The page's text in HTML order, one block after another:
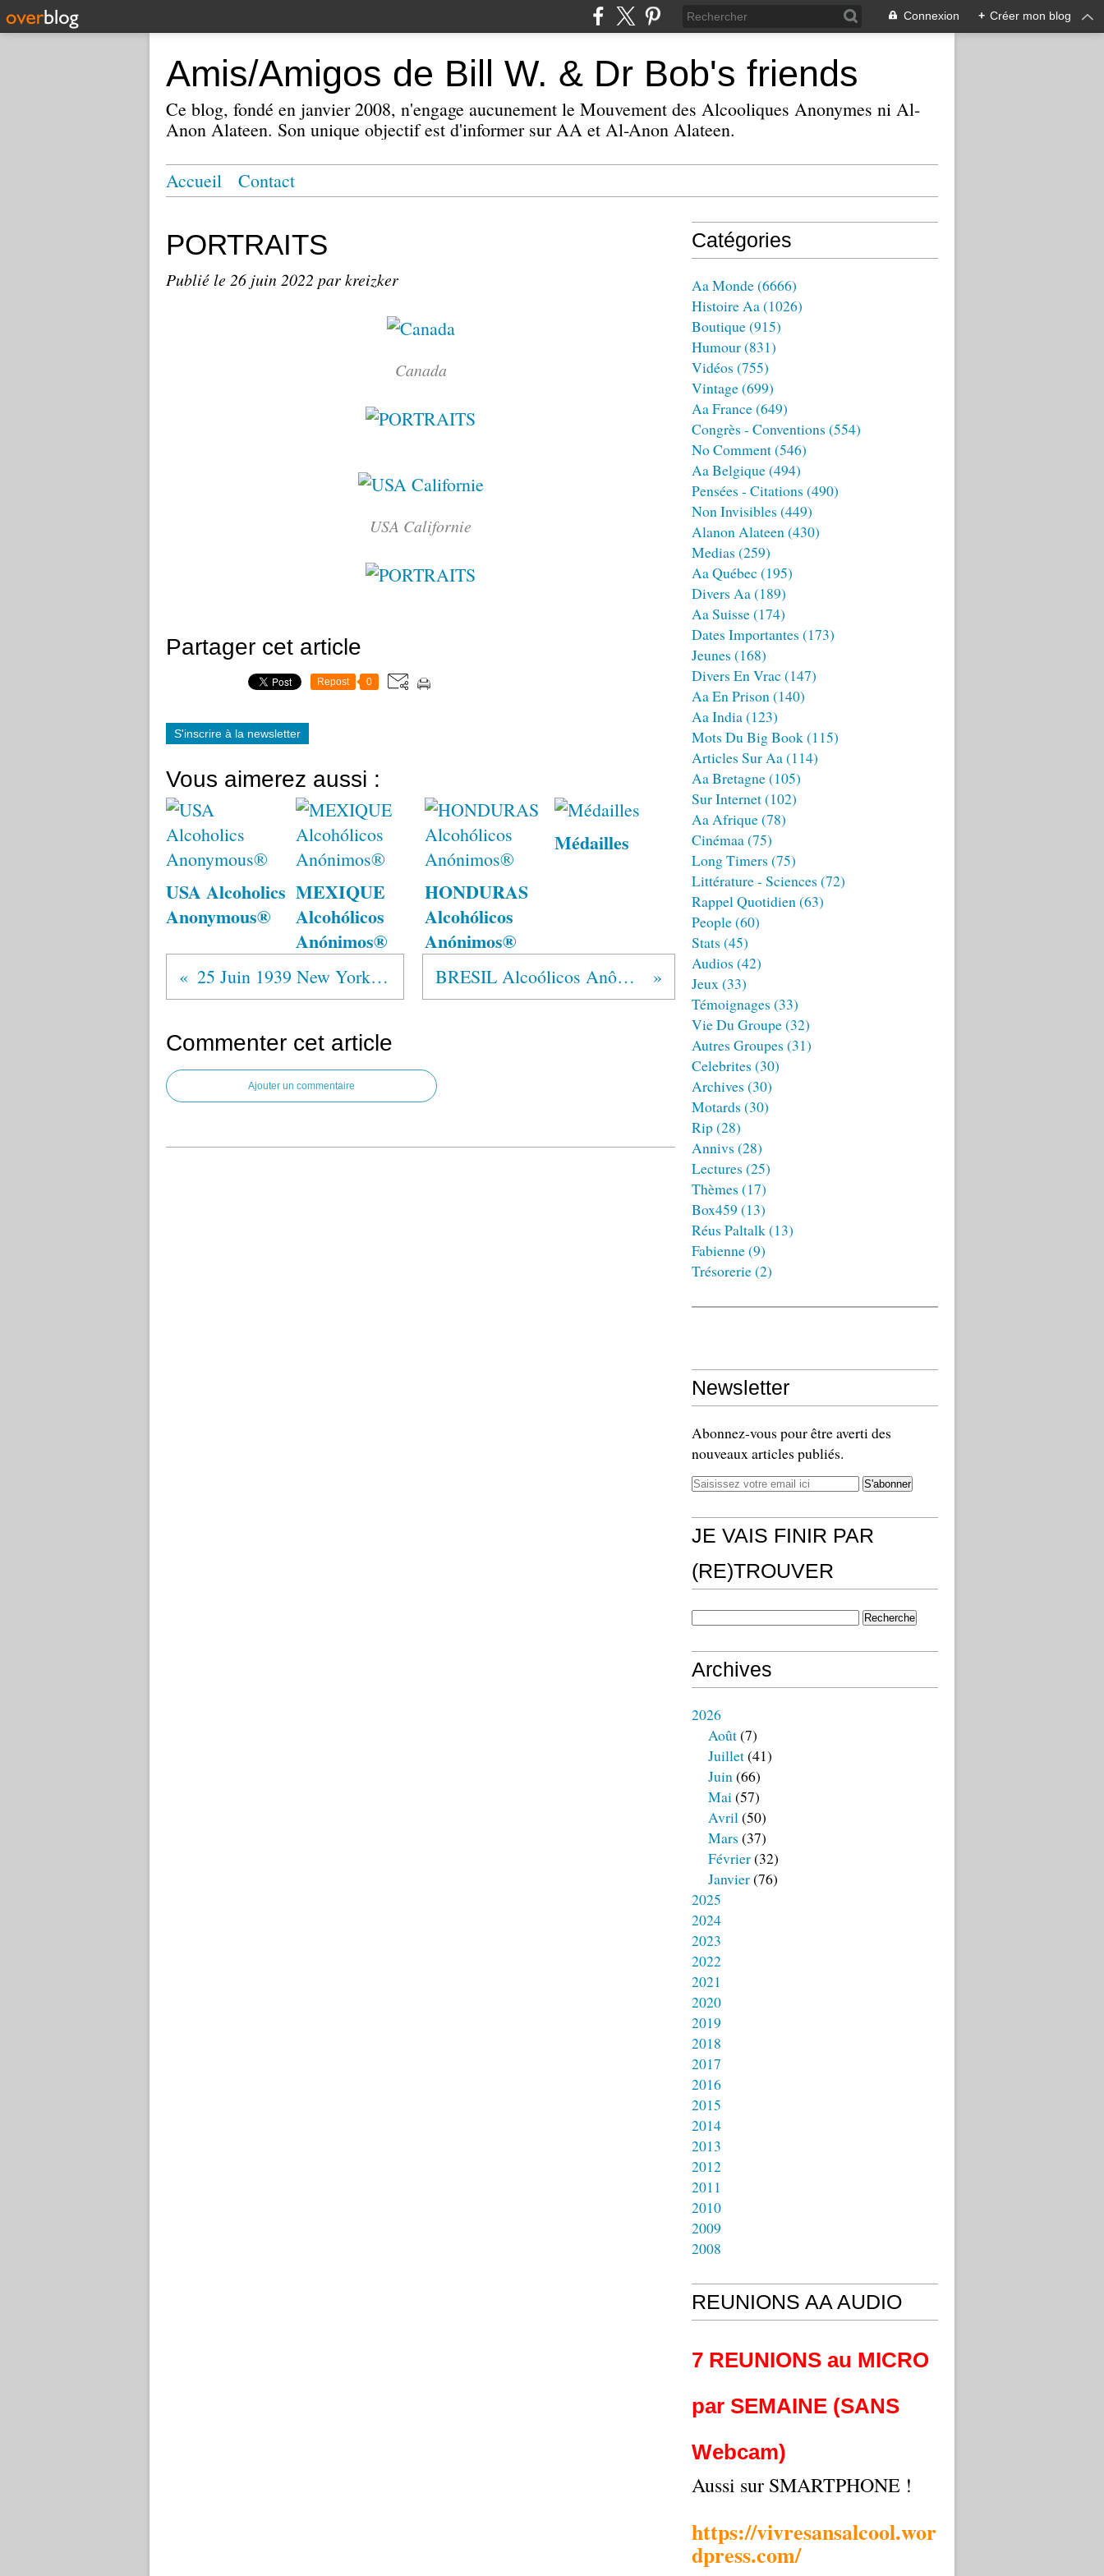
Connexion + Créer mon blog
Amis/Amigos de Bill W. & Dr Bob's friends
Ce blog, fondé en janvier 2008, n'engage aucunement le Mouvement des Alcooliques Anonymes ni Al-
Anon Alateen. Son unique objectif est d'informer sur AA et Al-Anon Alateen.
Accueil Contact
PORTRAITS
Publié le 26 juin 2022 par kreizker
Canada
USA Californie
Partager cet article
Repost 0
S'inscrire à la newsletter
Vous aimerez aussi :
USA Alcoholics
Anonymous®
MEXIQUE
Alcohólicos
Anónimos®
HONDURAS
Alcohólicos
Anónimos®
Médailles
25 Juin 1939 New York Times BRESIL Alcoólicos Anônimos®
Commenter cet article
Ajouter un commentaire
Catégories
Aa Monde(6666)
Histoire Aa(1026)
Boutique(915)
Humour(831)
Vidéos (755)
Vintage(699)
Aa France(649)
Congrès - Conventions (554)
No Comment(546)
Aa Belgique(494)
Pensées - Citations (490)
Non Invisibles (449)
Alanon Alateen(430)
Medias (259)
Aa Québec (195)
Divers Aa(189)
Aa Suisse(174)
Dates Importantes (173)
Jeunes (168)
Divers En Vrac (147)
Aa En Prison(140)
Aa India(123)
Mots Du Big Book(115)
Articles Sur Aa(114)
Aa Bretagne(105)
Sur Internet(102)
Aa Afrique(78)
Cinémaa(75)
Long Timers (75)
Littérature - Sciences (72)
Rappel Quotidien(63)
People(60)
Stats (45)
Audios (42)
Jeux(33)
Témoignages (33)
Vie Du Groupe(32)
Autres Groupes (31)
Celebrites (30)
Archives (30)
Motards (30)
Rip(28)
Annivs (28)
Lectures (25)
Thèmes (17)
Box459 (13)
Réus Paltalk(13)
Fabienne(9)
Trésorerie(2)
Newsletter
Abonnez-vous pour être averti des
nouveaux articles publiés.
JE VAIS FINIR PAR
(RE)TROUVER
Archives
2026
Août(7)
Juillet(41)
Juin(66)
Mai(57)
Avril(50)
Mars (37)
Février(32)
Janvier(76)
2025
2024
2023
2022
2021
2020
2019
2018
2017
2016
2015
2014
2013
2012
2011
2010
2009
2008
REUNIONS AA AUDIO
7 REUNIONS au MICRO
par SEMAINE (SANS
Webcam)
Aussi sur SMARTPHONE !
https://vivresansalcool.wor
dpress.com/